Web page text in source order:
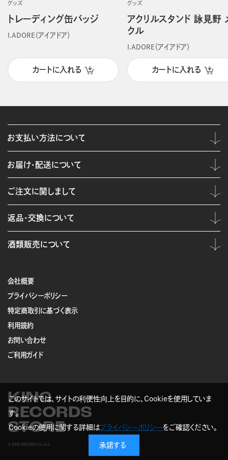
グッズ
トレーディング缶バッジ
I.ADORE（アイアドア）
カートに入れる
グッズ
アクリルスタンド 詠見野
クル
I.ADORE（アイアドア）
カートに入れる
会社概要
プライバシーポリシー
特定商取引に基づく表示
利用規約
お問い合わせ
ご利用ガイド
KING
RECORDS
STORE
© KING RECORD Co.,Ltd.
お支払い方法について
お届け・配送について
ご注文に関しまして
返品・交換について
酒類販売について
このサイトでは、サイトの利便性向上を目的に、Cookieを使用していま
す。
Cookieの使用に関する詳細はプライバシーポリシーをご確認ください。
承諾する